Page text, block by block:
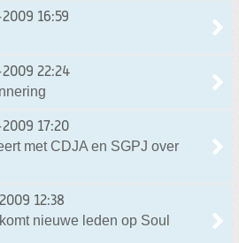
16:59
22:24
17:20
met CDJA en SGPJ over
12:38
nieuwe leden op Soul